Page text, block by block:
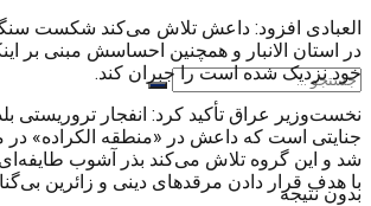
بدون نتیجه
العبادی افزود: داعش تلاش می‌کند شکست
در استان الانبار و همچنین احساسش مبنی بر
خود نزدیک شده است را جبران کند.
نخست‌وزیر عراق تأکید کرد: انفجار تروریستی
جنایتی است که داعش در «منطقه الکراده» در
شد و این گروه تلاش می‌کند بذر آشوب طایفه‌ای
با هدف قرار دادن مرقدهای دینی و زائرین